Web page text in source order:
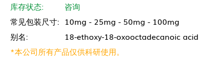
库存状态:
咨询
常见包装尺寸: 10mg - 25mg - 50mg - 100mg
别名:
18-ethoxy-18-oxooctadecanoic acid
*本公司所有产品仅供科研使用。